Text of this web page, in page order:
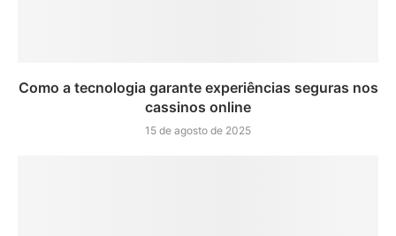
Como a tecnologia garante experiências seguras nos
cassinos online
15 de agosto de 2025